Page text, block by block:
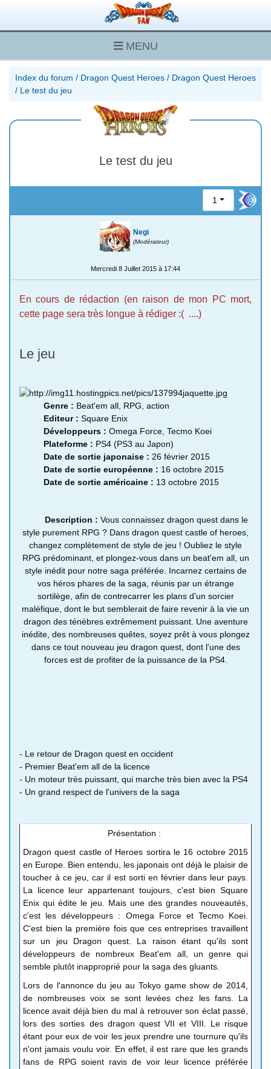
MENU
Index du forum / Dragon Quest Heroes / Dragon Quest Heroes
/ Le test du jeu
Le test du jeu
1
Negi
(Modérateur)
Mercredi 8 Juillet 2015 à 17:44
En cours de rédaction (en raison de mon PC mort,
cette page sera très longue à rédiger :( ....)
Le jeu
Genre : Beat'em all, RPG, action
Editeur : Square Enix
Développeurs : Omega Force, Tecmo Koei
Plateforme : PS4 (PS3 au Japon)
Date de sortie japonaise : 26 février 2015
Date de sortie européenne : 16 octobre 2015
Date de sortie américaine : 13 octobre 2015
Description : Vous connaissez dragon quest dans le
style purement RPG ? Dans dragon quest castle of heroes,
changez complètement de style de jeu ! Oubliez le style
RPG prédominant, et plongez-vous dans un beat'em all, un
style inédit pour notre saga préférée. Incarnez certains de
vos héros phares de la saga, réunis par un étrange
sortilège, afin de contrecarrer les plans d'un sorcier
maléfique, dont le but semblerait de faire revenir à la vie un
dragon des ténèbres extrêmement puissant. Une aventure
inédite, des nombreuses quêtes, soyez prêt à vous plongez
dans ce tout nouveau jeu dragon quest, dont l'une des
forces est de profiter de la puissance de la PS4.
- Le retour de Dragon quest en occident
- Premier Beat'em all de la licence
- Un moteur très puissant, qui marche très bien avec la PS4
- Un grand respect de l'univers de la saga
Présentation :
Dragon quest castle of Heroes sortira le 16 octobre 2015
en Europe. Bien entendu, les japonais ont déjà le plaisir de
toucher à ce jeu, car il est sorti en février dans leur pays.
La licence leur appartenant toujours, c'est bien Square
Enix qui édite le jeu. Mais une des grandes nouveautés,
c'est les développeurs : Omega Force et Tecmo Koei.
C'est bien la première fois que ces entreprises travaillent
sur un jeu Dragon quest. La raison étant qu'ils sont
développeurs de nombreux Beat'em all, un genre qui
semble plutôt inapproprié pour la saga des gluants.
Lors de l'annonce du jeu au Tokyo game show de 2014,
de nombreuses voix se sont levées chez les fans. La
licence avait déjà bien du mal à retrouver son éclat passé,
lors des sorties des dragon quest VII et VIII. Le risque
étant pour eux de voir les jeux prendre une tournure qu'ils
n'ont jamais voulu voir. En effet, il est rare que les grands
fans de RPG soient ravis de voir leur licence préférée